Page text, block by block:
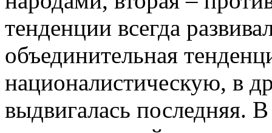
тенденции всегда
объединительная
националистическую, в
выдвигалась последняя.